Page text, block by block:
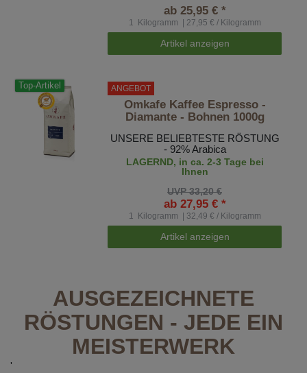
ab 25,95 € *
1 Kilogramm | 27,95 € / Kilogramm
Artikel anzeigen
Top-Artikel ANGEBOT
Omkafe Kaffee Espresso -
Diamante - Bohnen 1000g
UNSERE BELIEBTESTE RÖSTUNG
- 92% Arabica
LAGERND, in ca. 2-3 Tage bei
Ihnen
UVP 33,20 €
ab 27,95 € *
1 Kilogramm | 32,49 € / Kilogramm
Artikel anzeigen
AUSGEZEICHNETE
RÖSTUNGEN - JEDE EIN
MEISTERWERK
'